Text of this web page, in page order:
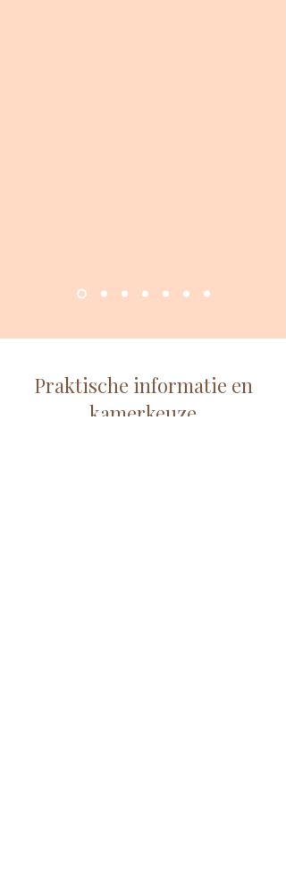
Praktische informatie en
kamerkeuze